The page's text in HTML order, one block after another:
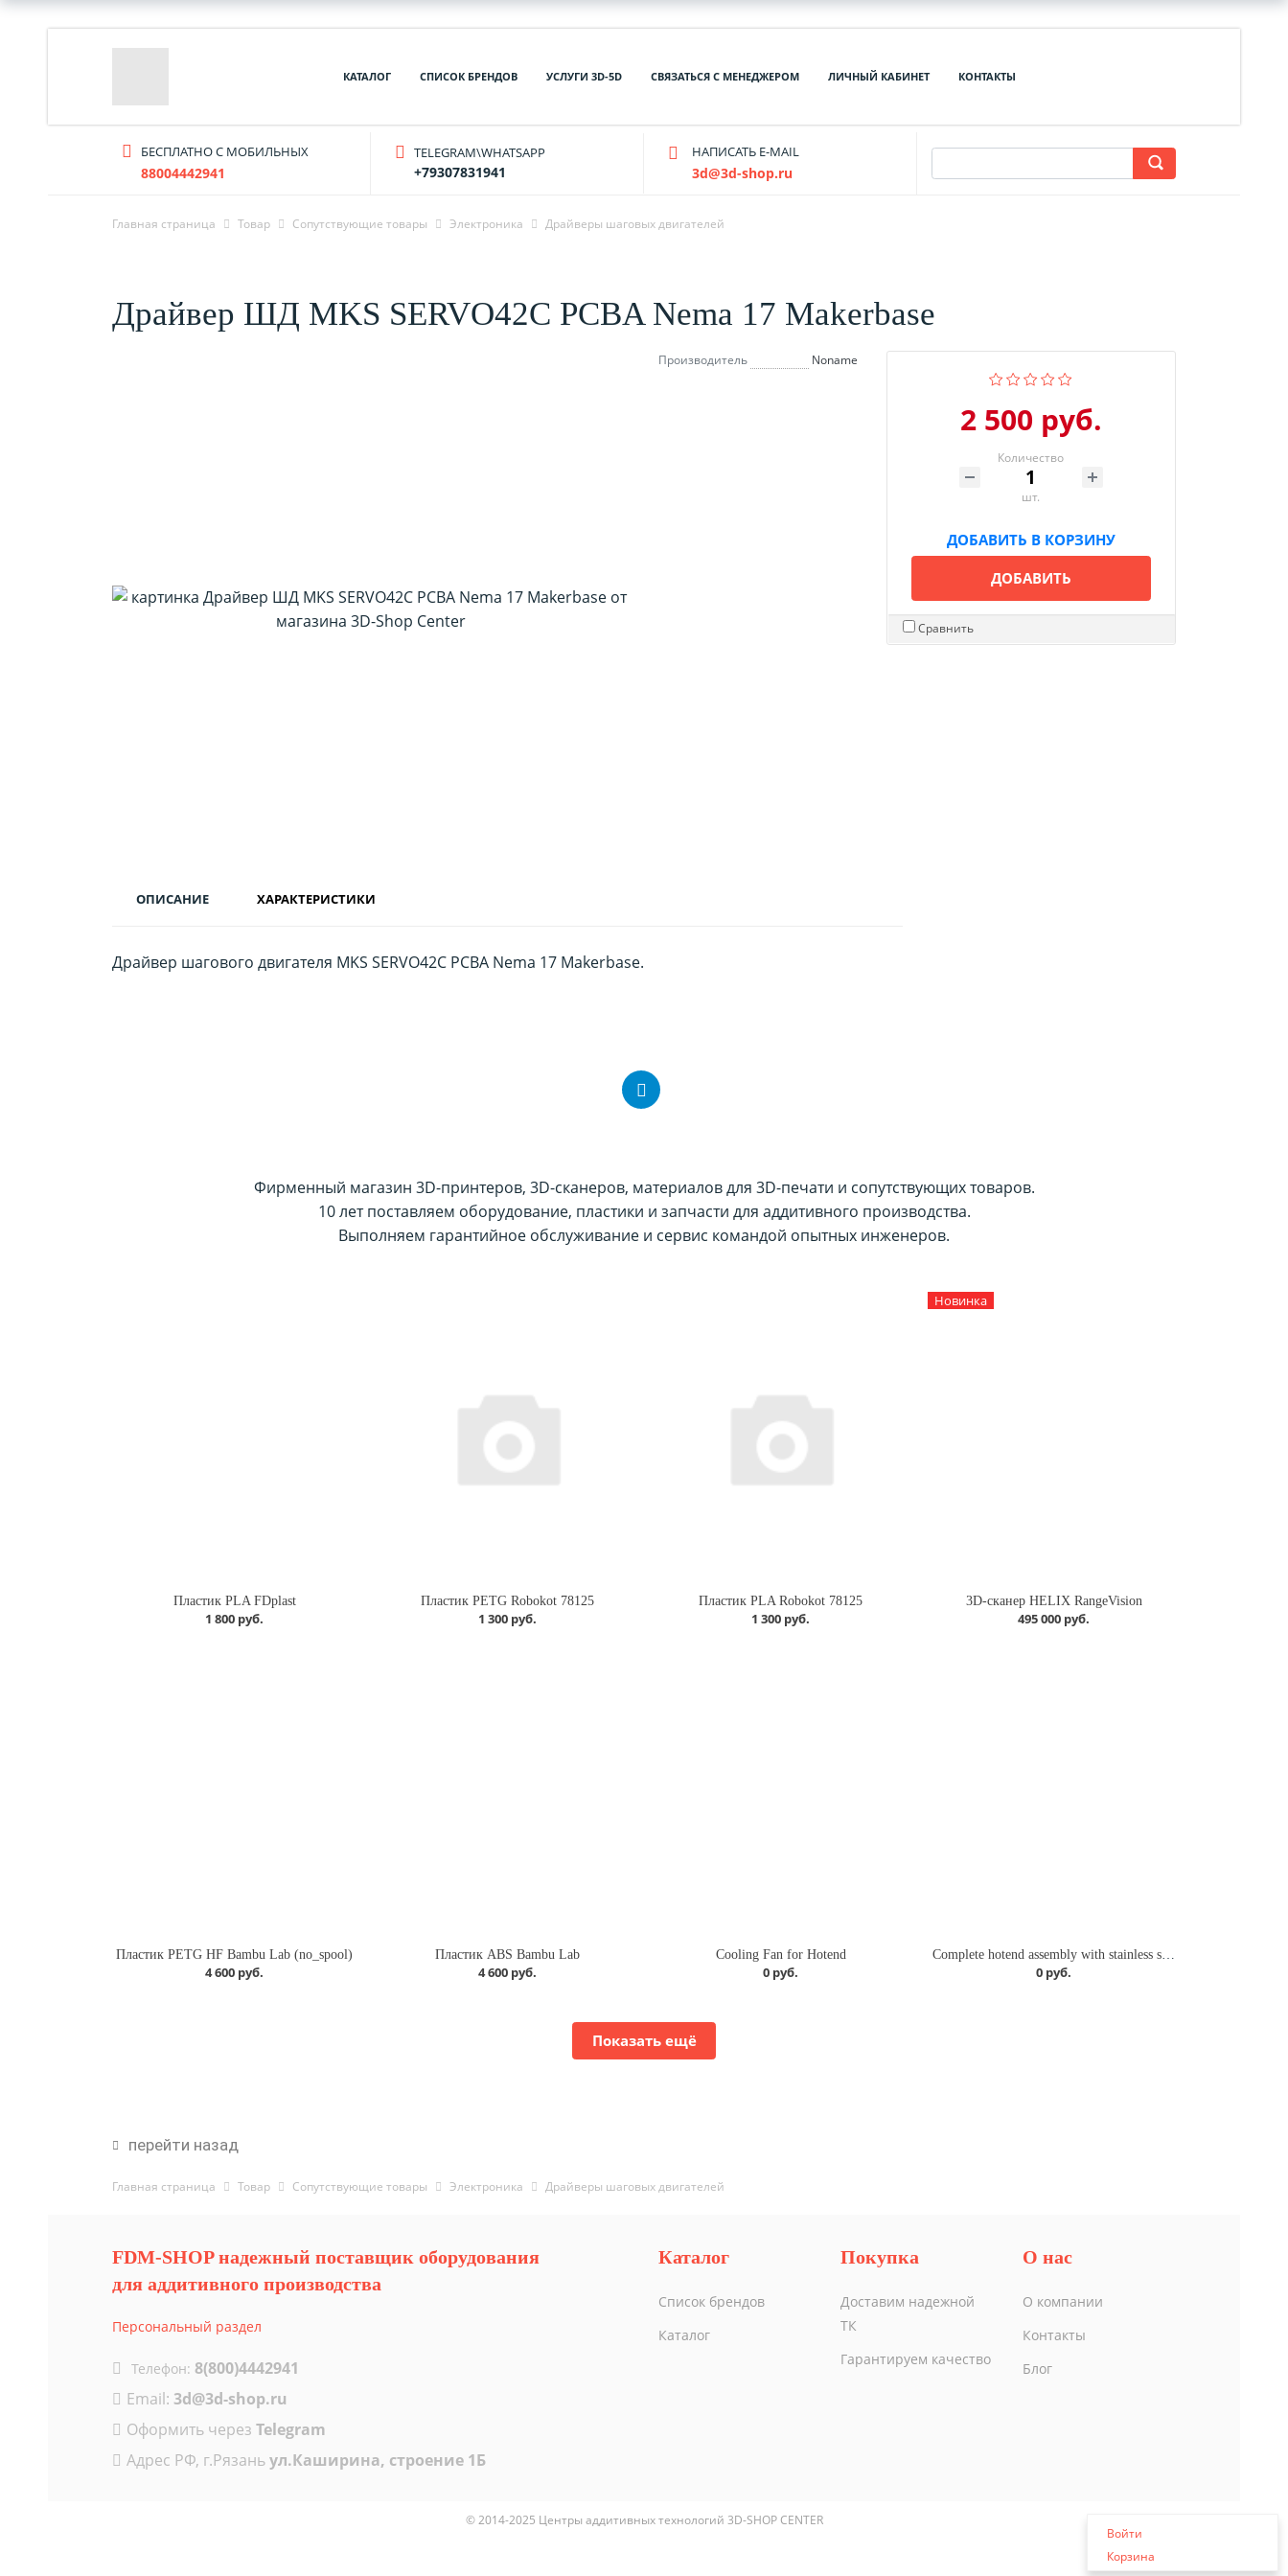
КАТАЛОГ СПИСОК БРЕНДОВ УСЛУГИ 3D-5D СВЯЗАТЬСЯ С МЕНЕДЖЕРОМ ЛИЧНЫЙ КАБИНЕТ КОНТАКТЫ
БЕСПЛАТНО С МОБИЛЬНЫХ
88004442941
TELEGRAM\WHATSAPP
+79307831941
НАПИСАТЬ E-MAIL
3d@3d-shop.ru
Главная страница Товар Cопутствующие товары Электроника Драйверы шаговых двигателей
Войти
Корзина
Драйвер ШД MKS SERVO42C PCBA Nema 17 Makerbase
Производитель Noname
2 500 руб.
Количество
шт.
ДОБАВИТЬ В КОРЗИНУ
ДОБАВИТЬ
Сравнить
ОПИСАНИЕ ХАРАКТЕРИСТИКИ
Драйвер шагового двигателя MKS SERVO42C PCBA Nema 17 Makerbase.
Фирменный магазин 3D-принтеров, 3D-сканеров, материалов для 3D-печати и сопутствующих товаров.
10 лет поставляем оборудование, пластики и запчасти для аддитивного производства.
Выполняем гарантийное обслуживание и сервис командой опытных инженеров.
Пластик PLA FDplast
1 800 руб.
Пластик PETG Robokot 78125
1 300 руб.
Пластик PLA Robokot 78125
1 300 руб.
Новинка
3D-сканер HELIX RangeVision
495 000 руб.
Пластик PETG HF Bambu Lab (no_spool)
4 600 руб.
Пластик ABS Bambu Lab
4 600 руб.
Cooling Fan for Hotend
0 руб. 0 руб.
Показать ещё
перейти назад
Главная страница Товар Cопутствующие товары Электроника Драйверы шаговых двигателей
FDM-SHOP надежный поставщик оборудования
для аддитивного производства
Персональный раздел
Телефон: 8(800)4442941
Email: 3d@3d-shop.ru
Оформить через Telegram
Адрес РФ, г.Рязаньул.Каширина, строение 1Б
Каталог
Список брендов
Каталог
Покупка
Доставим надежной
ТК
Гарантируем качество
О нас
О компании
Контакты
Блог
© 2014-2025 Центры аддитивных технологий 3D-SHOP CENTER